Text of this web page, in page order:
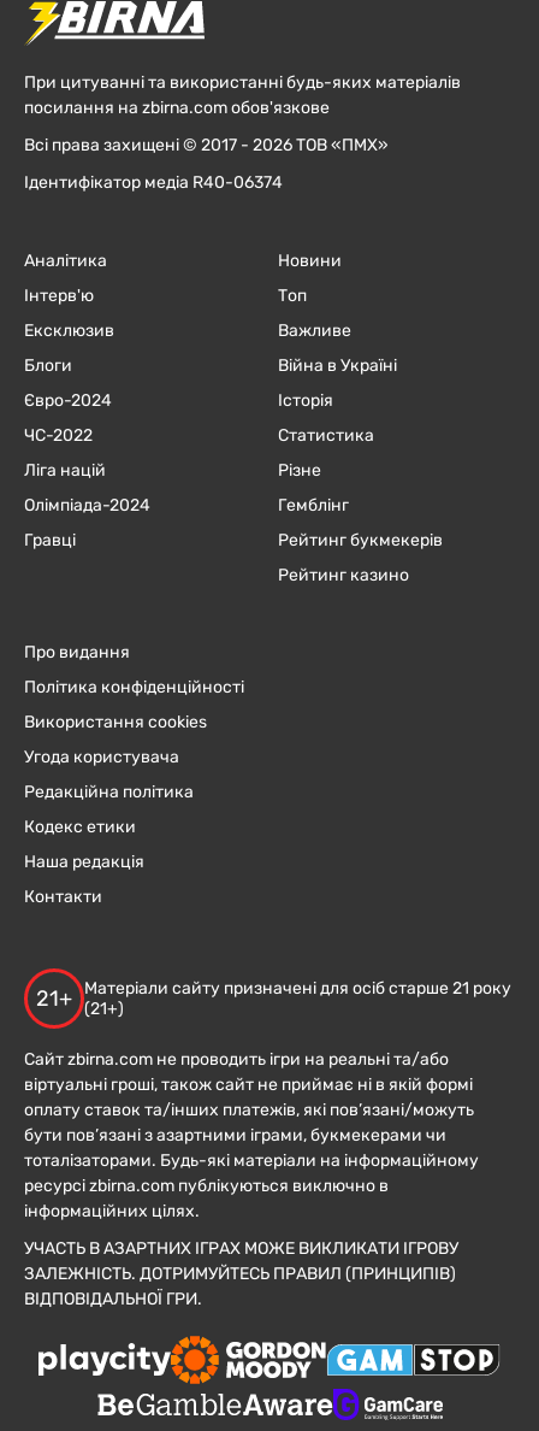
При цитуванні та використанні будь-яких матеріалів
посилання на zbirna.com обов'язкове
Всі права захищені © 2017 - 2026 ТОВ «ПМХ»
Ідентифікатор медіа R40-06374
Аналітика
Інтерв'ю
Ексклюзив
Блоги
Євро-2024
ЧC-2022
Ліга націй
Олімпіада-2024
Гравці
Новини
Топ
Важливе
Війна в Україні
Історія
Статистика
Різне
Гемблінг
Рейтинг букмекерів
Рейтинг казино
Про видання
Політика конфіденційності
Використання cookies
Угода користувача
Редакційна політика
Кодекс етики
Наша редакція
Контакти
21+
Матеріали сайту призначені для осіб старше 21 року
(21+)
Сайт zbirna.com не проводить ігри на реальні та/або
віртуальні гроші, також сайт не приймає ні в якій формі
оплату ставок та/інших платежів, які пов’язані/можуть
бути пов’язані з азартними іграми, букмекерами чи
тоталізаторами. Будь-які матеріали на інформаційному
ресурсі zbirna.com публікуються виключно в
інформаційних цілях.
УЧАСТЬ В АЗАРТНИХ ІГРАХ МОЖЕ ВИКЛИКАТИ ІГРОВУ
ЗАЛЕЖНІСТЬ. ДОТРИМУЙТЕСЬ ПРАВИЛ (ПРИНЦИПІВ)
ВІДПОВІДАЛЬНОЇ ГРИ.